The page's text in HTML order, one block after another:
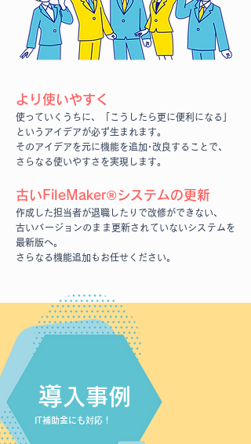
より使いやすく​
使っていくうちに、「こうしたら更に便利になる」
と ​いうアイデアが必ず生まれます。​
そのアイデアを元に機能を追加･改良することで、
さらなる使いやすさを実現します。​
古いFileMaker®システムの更新​
作成した担当者が退職したりで改修ができない、
古いバージョンのまま更新されていないシステムを
最新版へ。
さらなる機能追加もお任せください。​
導 入事例
IT補助金にも対応！